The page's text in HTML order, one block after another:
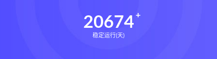
20674
稳定运行(天)